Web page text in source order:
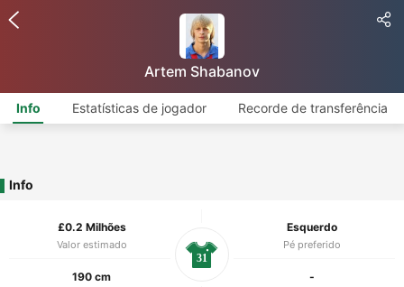
Artem Shabanov
Info Estatísticas de jogador Recorde de transferência
Info
£0.2 Milhões
Valor estimado
Esquerdo
Pé preferido
190 cm -
31